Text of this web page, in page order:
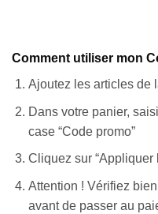
Comment utiliser mon
Ajoutez les articles de
Dans votre panier,
case “Code promo”
Cliquez sur “Appliquer
Attention ! Vérifiez
avant de passer au
Appliquer les